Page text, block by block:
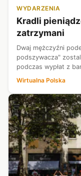
WYDARZENIA
Kradli
zatrzymani
Dwaj mężczyźni
podszywacza"
podczas wypłat z
oszustwa i trafili do
Wirtualna Polska